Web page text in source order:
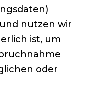
nutzen wir
ist, um
oder